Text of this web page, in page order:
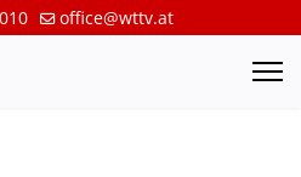
office@wttv.at